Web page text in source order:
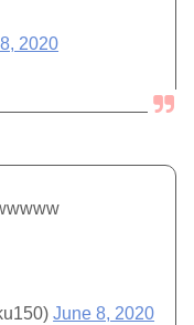
2020
June 8, 2020